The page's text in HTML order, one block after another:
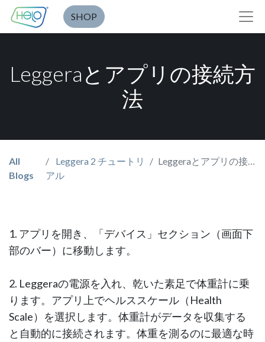
SHOP
Leggeraとアプリの接続方
法
All
Blogs
Leggera 2 チュートリ
アル
Leggeraとアプリの接続方法
1. アプリを開き、「デバイス」セクション（画面下
部のバー）に移動します。
2. Leggeraの電源を入れ、乾いた素足で体重計に乗
ります。アプリ上でヘルススケール（Health
Scale） を選択します。体重計がデータを収集する
と自動的に接続されます。体重を測るのに最適な時